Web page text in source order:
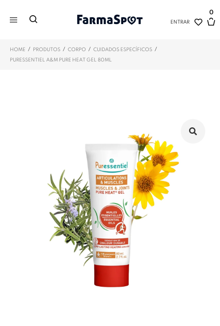
ENTRAR
0
HOME / PRODUTOS / CORPO / CUIDADOS ESPECÍFICOS /
PURESSENTIEL A&M PURE HEAT GEL 80ML